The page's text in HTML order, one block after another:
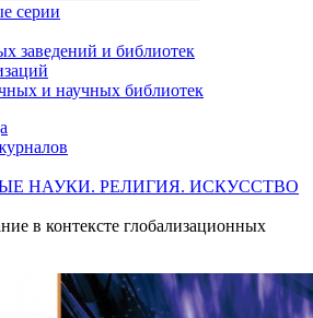
серии
заведений и библиотек
и научных библиотек
НАУКИ. РЕЛИГИЯ. ИСКУССТВО
в контексте глобализационных